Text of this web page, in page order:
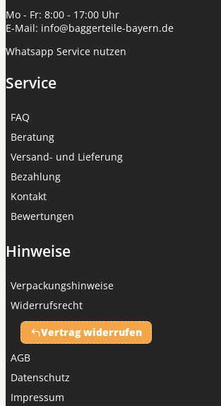
Mo - Fr: 8:00 - 17:00 Uhr
E-Mail: info@baggerteile-bayern.de
Whatsapp Service nutzen
Service
FAQ
Beratung
Versand- und Lieferung
Bezahlung
Kontakt
Bewertungen
Hinweise
Verpackungshinweise
Widerrufsrecht
Vertrag widerrufen
AGB
Datenschutz
Impressum